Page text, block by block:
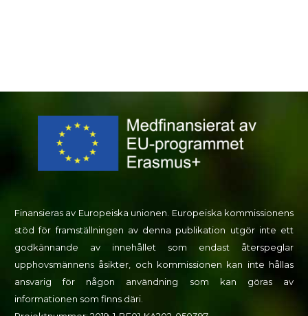
Finansieras av Europeiska unionen. Europeiska kommissionens
stöd för framställningen av denna publikation utgör inte ett
godkännande av innehållet som endast återspeglar
upphovsmännens åsikter, och kommissionen kan inte hållas
ansvarig för någon användning som kan göras av
informationen som finns däri.